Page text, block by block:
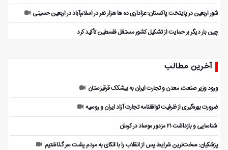
شور اربعین در پایتخت پاکستان؛ عزاداری ده ها هزار نفر در اسلام‌آباد در اربعین حسینی
چین بار دیگر بر حمایت از تشکیل کشور مستقل فلسطین تأکید کرد
آخرین مطالب
ورود وزیر صنعت، معدن و تجارت ایران به بیشکک قرقیزستان
ضرورت بهره‌گیری از ظرفیت توافقنامه تجارت آزاد ایران و روسیه
️ شناسایی و بازداشت ۲۱ مزدور موساد در کرمان
پزشکیان: سخت‌ترین شرایط پس از انقلاب را با اتکای به مردم پشت سر گذاشتیم